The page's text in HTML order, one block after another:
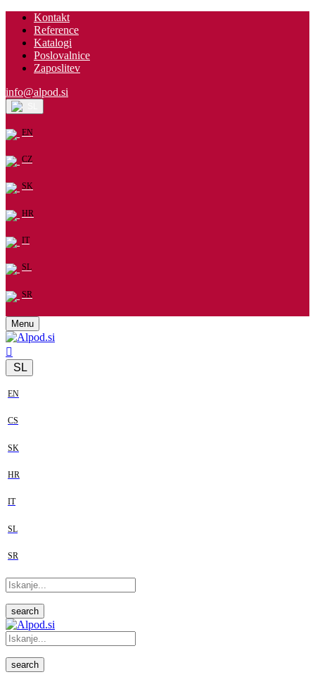
Kontakt
Reference
Katalogi
Poslovalnice
Zaposlitev
info@alpod.si
EN
CZ
SK
HR
IT
SL
SR
Menu
SL
EN
CS
SK
HR
IT
SL
SR
search
search